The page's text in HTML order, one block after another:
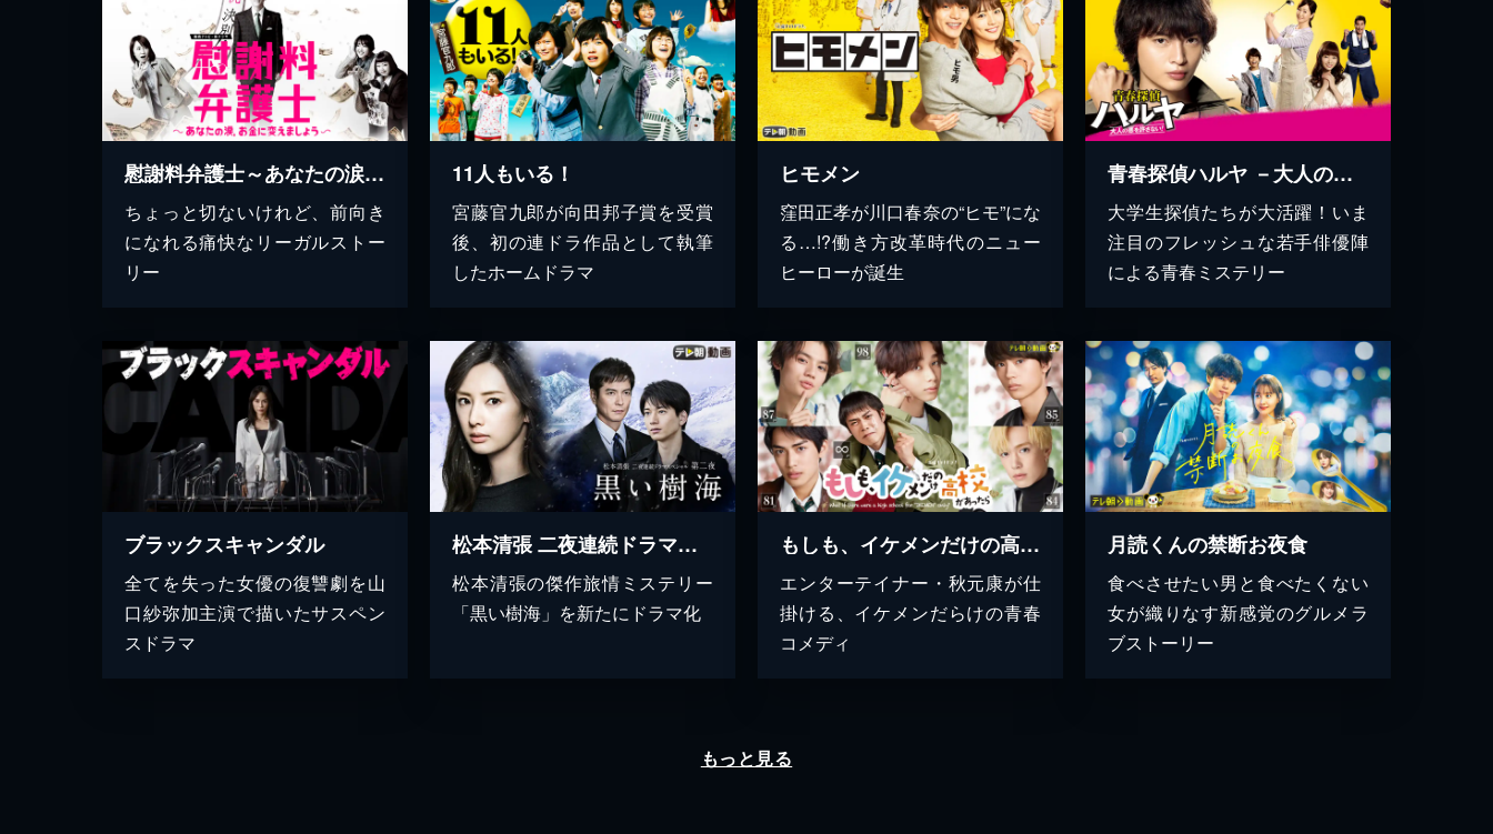
慰謝料弁護士～あなたの涙、お金に変えましょう～
ちょっと切ないけれど、前向き
になれる痛快なリーガルストー
リー
11人もいる！
宮藤官九郎が向田邦子賞を受賞
後、初の連ドラ作品として執筆
したホームドラマ
ヒモメン
窪田正孝が川口春奈の“ヒモ”にな
る…!?働き方改革時代のニュー
ヒーローが誕生
青春探偵ハルヤ －大人の悪を許さない！－
大学生探偵たちが大活躍！いま
注目のフレッシュな若手俳優陣
による青春ミステリー
ブラックスキャンダル
全てを失った女優の復讐劇を山
口紗弥加主演で描いたサスペン
スドラマ
松本清張 二夜連続ドラマスペシャル 第二夜 黒い樹海
松本清張の傑作旅情ミステリー
「黒い樹海」を新たにドラマ化
もしも、イケメンだけの高校があったら
エンターテイナー・秋元康が仕
掛ける、イケメンだらけの青春
コメディ
月読くんの禁断お夜食
食べさせたい男と食べたくない
女が織りなす新感覚のグルメラ
ブストーリー
もっと見る